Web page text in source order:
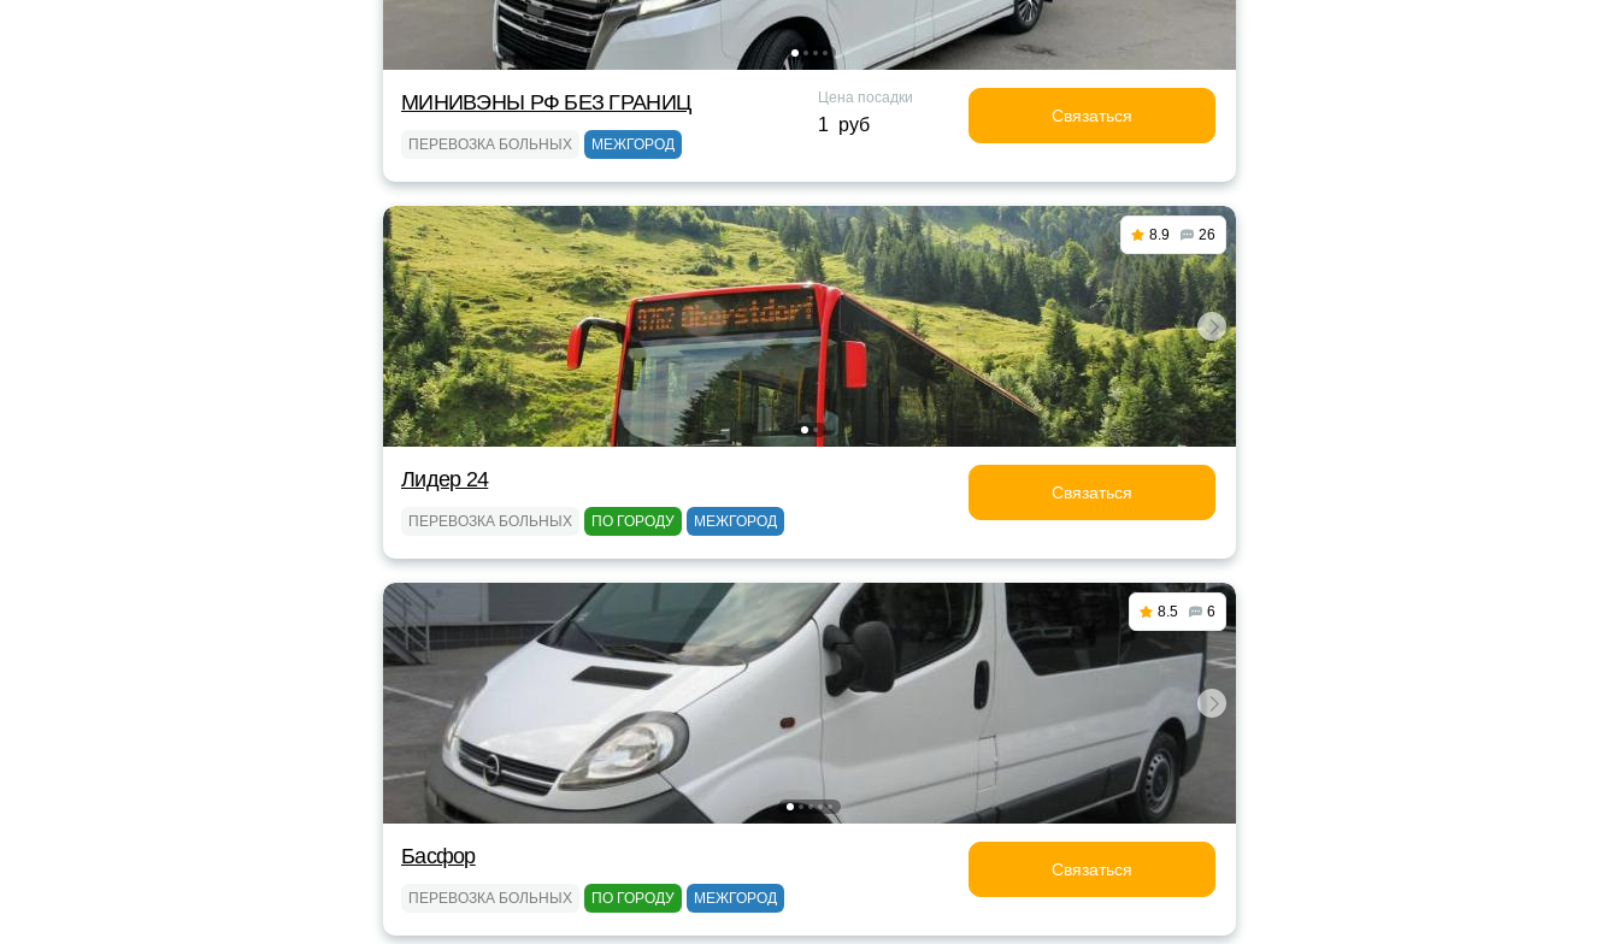
МИНИВЭНЫ РФ БЕЗ ГРАНИЦ
ПЕРЕВОЗКА БОЛЬНЫХ МЕЖГОРОД
Цена посадки
1 руб Связаться
8.9 26
Лидер 24
ПЕРЕВОЗКА БОЛЬНЫХ ПО ГОРОДУ МЕЖГОРОД
Связаться
8.5 6
Басфор
ПЕРЕВОЗКА БОЛЬНЫХ ПО ГОРОДУ МЕЖГОРОД
Связаться